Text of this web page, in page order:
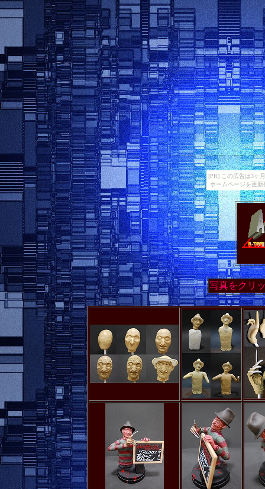
[PR] この広告は3ヶ
ホームページを更
写真をクリ